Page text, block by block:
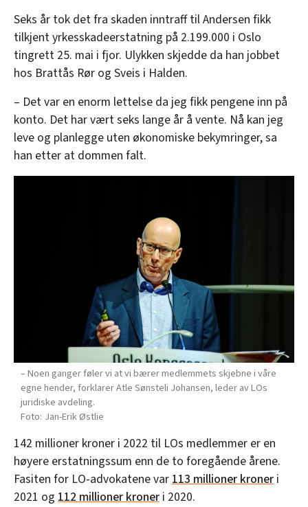
Seks år tok det fra skaden inntraff til Andersen fikk
tilkjent yrkesskadeerstatning på 2.199.000 i Oslo
tingrett 25. mai i fjor. Ulykken skjedde da han jobbet
hos Brattås Rør og Sveis i Halden.
– Det var en enorm lettelse da jeg fikk pengene inn på
konto. Det har vært seks lange år å vente. Nå kan jeg
leve og planlegge uten økonomiske bekymringer, sa
han etter at dommen falt.
– Noen ganger føler vi at vi bærer medlemmets skjebne i våre
egne hender, forklarer Atle Sønsteli Johansen, leder av LOs
juridiske avdeling.
Jan-Erik Østlie
142 millioner kroner i 2022 til LOs medlemmer er en
høyere erstatningssum enn de to foregående årene.
Fasiten for LO-advokatene var113 millioner kroner i
2021 og 112 millioner kroner i 2020.